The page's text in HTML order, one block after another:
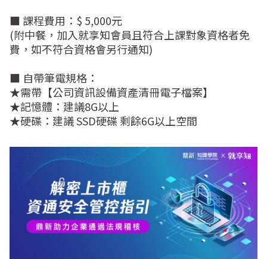
■ 課程費用：$ 5,000元
(附中餐，加入就享知會員且符合上課對象資格者免
費，如不符合資格會另行通知)
■ 自帶筆電規格：
★需帶【公司資訊設備資產清冊電子檔案】
★記憶體：建議8G以上
★硬碟：建議 SSD硬碟 剩餘6G以上空間